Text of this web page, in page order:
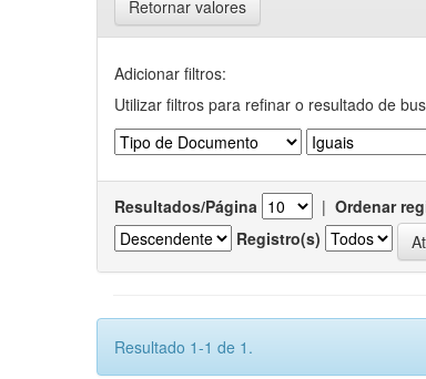
Retornar valores
Adicionar filtros:
Utilizar filtros para refinar o resultado de
Resultados/Página | Ordenar
Registro(s)
Resultado 1-1 de 1.